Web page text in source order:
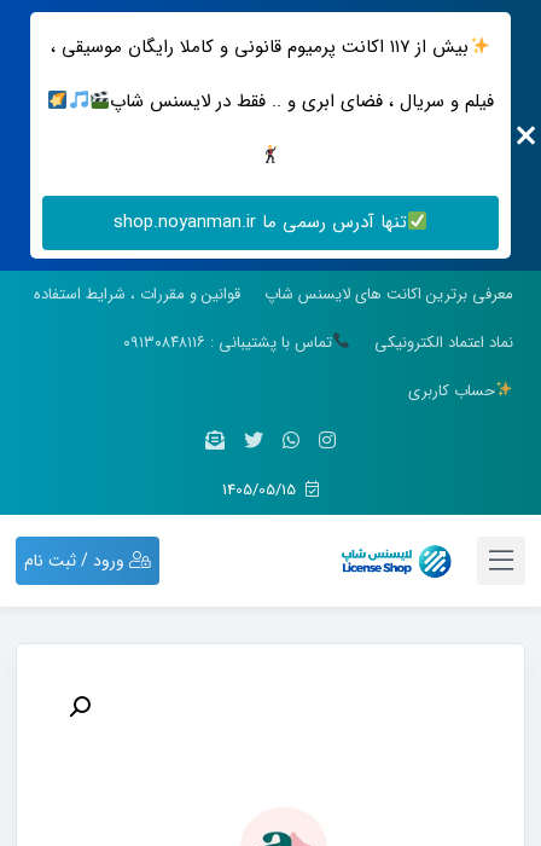
بیش از ۱۱۷ اکانت پرمیوم قانونی و کاملا رایگان موسیقی ،
فیلم و سریال ، فضای ابری و .. فقط در لایسنس شاپ
تنها آدرس رسمی ما shop.noyanman.ir
معرفی برترین اکانت های لایسنس شاپ
قوانین و مقررات ، شرایط استفاده
نماد اعتماد الکترونیکی
تماس با پشتیبانی : ۰۹۱۳۰۸۴۸۱۱۶
حساب کاربری
ورود / ثبت نام